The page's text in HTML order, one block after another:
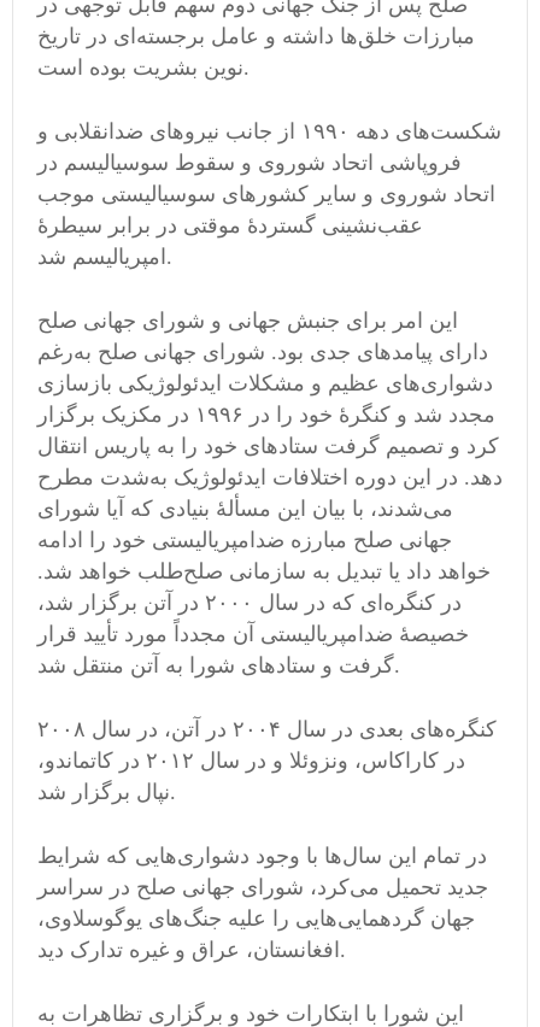
صلح پس از جنگ جهانی دوم سهم قابل توجهی در
مبارزات خلق‌ها داشته و عامل برجسته‌ای در تاریخ
نوین بشریت بوده است.
شکست‌های دهه ۱۹۹۰ از جانب نیروهای ضدانقلابی و
فروپاشی اتحاد شوروی و سقوط سوسیالیسم در
اتحاد شوروی و سایر کشورهای سوسیالیستی موجب
عقب‌نشینی گستردهٔ موقتی در برابر سیطرهٔ
امپریالیسم شد.
این امر برای جنبش جهانی و شورای جهانی صلح
دارای پیامدهای جدی بود. شورای جهانی صلح به‌رغم
دشواری‌های عظیم و مشکلات ایدئولوژیکی بازسازی
مجدد شد و کنگرهٔ خود را در ۱۹۹۶ در مکزیک برگزار
کرد و تصمیم گرفت ستادهای خود را به پاریس انتقال
دهد. در این دوره اختلافات ایدئولوژیک به‌شدت مطرح
می‌شدند، با بیان این مسألهٔ بنیادی که آیا شورای
جهانی صلح مبارزه ضدامپریالیستی خود را ادامه
خواهد داد یا تبدیل به سازمانی صلح‌طلب خواهد شد.
در کنگره‌ای که در سال ۲۰۰۰ در آتن برگزار شد،
خصیصهٔ ضدامپریالیستی آن مجدداً مورد تأیید قرار
گرفت و ستادهای شورا به آتن منتقل شد.
کنگره‌های بعدی در سال ۲۰۰۴ در آتن، در سال ۲۰۰۸
در کاراکاس، ونزوئلا و در سال ۲۰۱۲ در کاتماندو،
نپال برگزار شد.
در تمام این سال‌ها با وجود دشواری‌هایی که شرایط
جدید تحمیل می‌کرد، شورای جهانی صلح در سراسر
جهان گردهمایی‌هایی را علیه جنگ‌های یوگوسلاوی،
افغانستان، عراق و غیره تدارک دید.
این شورا با ابتکارات خود و برگزاری تظاهرات به